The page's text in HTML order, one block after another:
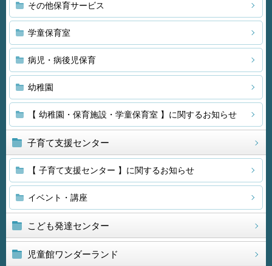
その他保育サービス
学童保育室
病児・病後児保育
幼稚園
【 幼稚園・保育施設・学童保育室 】に関するお知らせ
子育て支援センター
【 子育て支援センター 】に関するお知らせ
イベント・講座
こども発達センター
児童館ワンダーランド